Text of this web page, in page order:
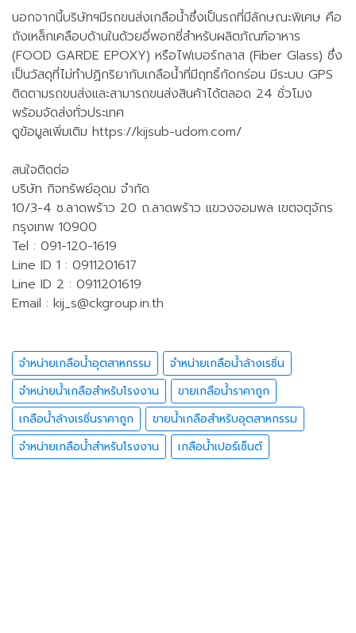
นอกจากนี้บริษัทฯมีรถขนส่งเกลือน้ำซึ่งเป็นรถที่มีลักษณะพิเศษ คือ
ถังเหล็กเคลือบด้านในด้วยอี่พอกซี่สำหรับผลิตภัณฑ์อาหาร
(FOOD GARDE EPOXY) หรือไฟเบอร์กลาส (Fiber Glass) ซึ่ง
เป็นวัสดุที่ไม่ทำปฏิกริยากับเกลือน้ำที่มีฤทธิ์กัดกร่อน มีระบบ GPS
ติดตามรถขนส่งและสามารถขนส่งสินค้าได้ตลอด 24 ชั่วโมง
พร้อมจัดส่งทั่วประเทศ
ดูข้อมูลเพิ่มเติม https://kijsub-udom.com/
สนใจติดต่อ
บริษัท กิจทรัพย์อุดม จำกัด
10/3-4 ซ.ลาดพร้าว 20 ถ.ลาดพร้าว แขวงจอมพล เขตจตุจักร
กรุงเทพ 10900
Tel : 091-120-1619
Line ID 1 : 0911201617
Line ID 2 : 0911201619
Email : kij_s@ckgroup.in.th
จำหน่ายเกลือน้ำอุตสาหกรรม
จำหน่ายเกลือน้ำล้างเรซิ่น
จำหน่ายน้ำเกลือสำหรับโรงงาน
ขายเกลือน้ำราคาถูก
เกลือน้ำล้างเรซิ่นราคาถูก
ขายน้ำเกลือสำหรับอุตสาหกรรม
จำหน่ายเกลือน้ำสำหรับโรงงาน
เกลือน้ำเปอร์เซ็นต์